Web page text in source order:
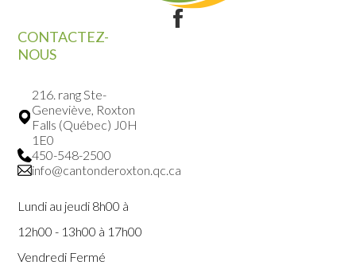
CONTACTEZ-
NOUS
216. rang Ste-
Geneviève, Roxton
Falls (Québec) J0H
1E0
450-548-2500
info@cantonderoxton.qc.ca
Lundi au jeudi 8h00 à
12h00 - 13h00 à 17h00
Vendredi Fermé